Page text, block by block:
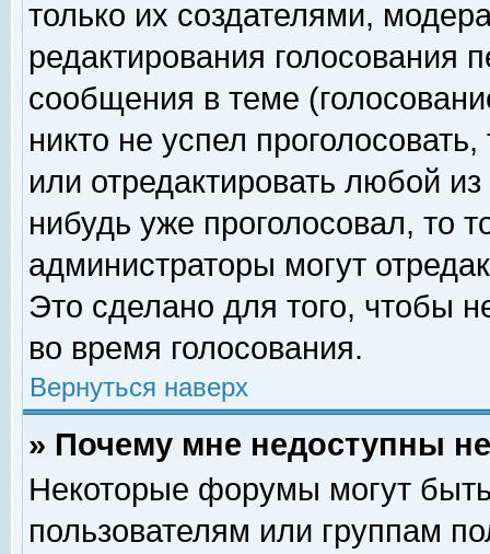
только их создателями,
редактирования голосования
сообщения в теме
никто не успел
или отредактировать любой
нибудь уже проголосовал, то
администраторы могут
Это сделано для того, чтобы
во время голосования.
Вернуться наверх
» Почему мне недоступны
Некоторые форумы могут
пользователям или группам